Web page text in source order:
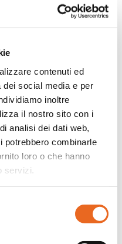
contenuti ed
dei social media e per
inoltre
il nostro sito con i
analisi dei dati web,
potrebbero combinarle
loro o che hanno
servizi.